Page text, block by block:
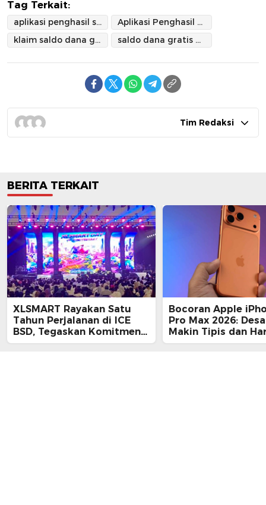
Tag Terkait:
aplikasi penghasil saldo DANA gratis
Aplikasi Penghasil Uang 2025
klaim saldo dana gratis
saldo dana gratis 2025
Tim Redaksi
BERITA TERKAIT
XLSMART Rayakan Satu
Tahun Perjalanan di ICE
BSD, Tegaskan Komitmen
Perkuat Jaringan dan
Bocoran Apple
Pro Max 2026:
Makin Tipis dan
Tembus Rp25 Juta